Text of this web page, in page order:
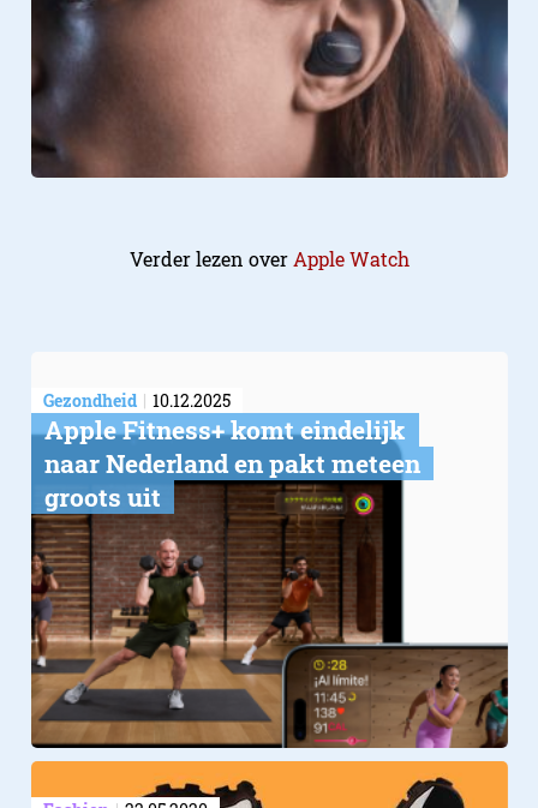
Verder lezen over Apple Watch
Gezondheid 10.12.2025
Apple Fitness+ komt eindelijk
naar Nederland en pakt meteen
groots uit